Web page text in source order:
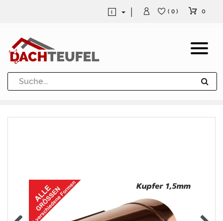
Dachrinne und Fallrohre
Werkzeuge und Löttechnik
( 0 ) 0